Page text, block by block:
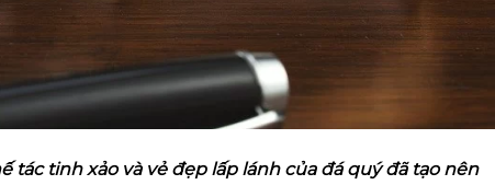
tác tinh xảo và vẻ đẹp lấp lánh của đá quý đã tạo nên